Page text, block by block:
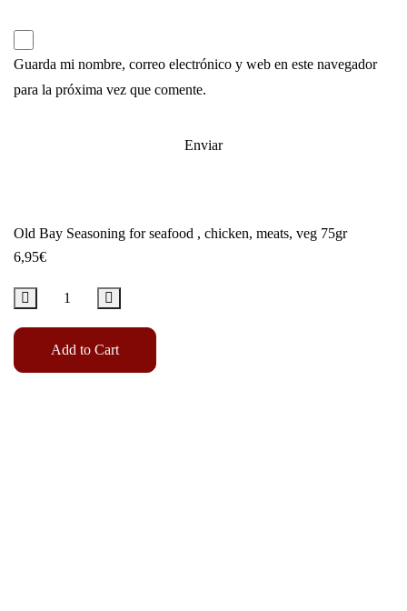
Guarda mi nombre, correo electrónico y web en este navegador
para la próxima vez que comente.
Old Bay Seasoning for seafood , chicken, meats, veg 75gr
6,95€
Add to Cart